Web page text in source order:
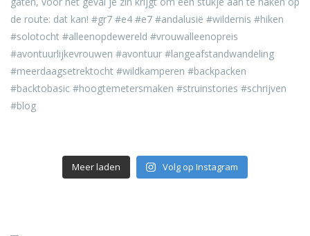
Meer laden Volg op Instagram